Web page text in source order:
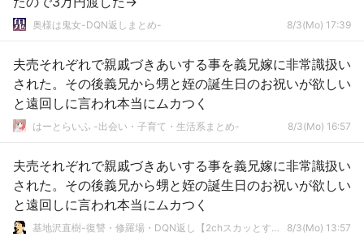
奥様は鬼女-DQN返しまとめ- 8/3(Mo) 17:39
夫売それぞれで親戚づきあいする事を義兄嫁に非常識扱い
された。その後義兄から甥と姪の誕生日のお祝いが欲しい
と遠回しに言われ本当にムカつく
はーとらいふ -出会い・子育て・生活系まとめ- 8/3(Mo) 16:57
夫売それぞれで親戚づきあいする事を義兄嫁に非常識扱い
された。その後義兄から甥と姪の誕生日のお祝いが欲しい
と遠回しに言われ本当にムカつく
基地沢直樹-復讐・修羅場・DQN返し【2chスカッとする話まとめ】 8/3(Mo) 13:57